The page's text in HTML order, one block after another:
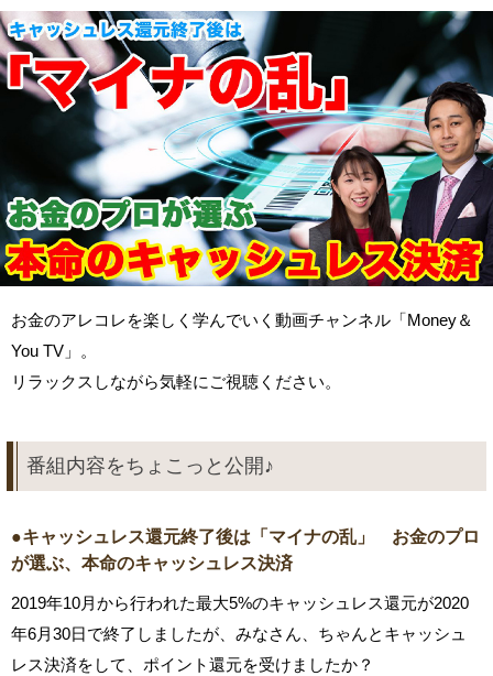
お金のアレコレを楽しく学んでいく動画チャンネル「Money＆
You TV」。
リラックスしながら気軽にご視聴ください。
番組内容をちょこっと公開♪
●キャッシュレス還元終了後は「マイナの乱」 お金のプロ
が選ぶ、本命のキャッシュレス決済
2019年10月から行われた最大5%のキャッシュレス還元が2020
年6月30日で終了しましたが、みなさん、ちゃんとキャッシュ
レス決済をして、ポイント還元を受けましたか？